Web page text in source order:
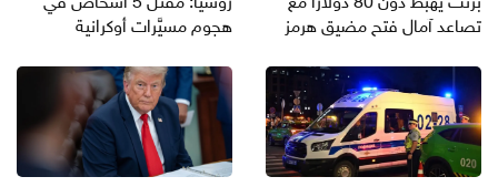
تصاعد آمال فتح مضيق هرمز
هجوم مسيَّرات أوكرانية